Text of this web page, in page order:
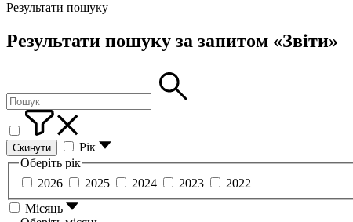
Результати пошуку
Результати пошуку за запитом «Звіти»
Скинути
Рік
Оберіть рік
2026
2025 2024 2023
2022
Місяць